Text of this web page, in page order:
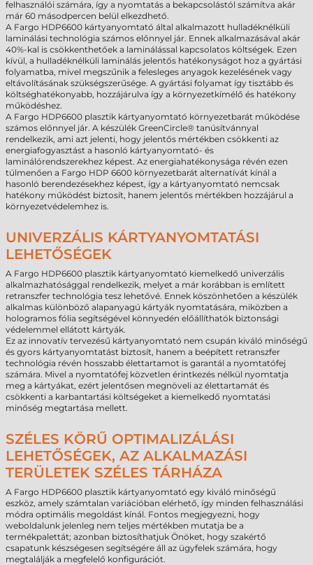
felhasználói számára, így a nyomtatás a bekapcsolástól számítva akár
már 60 másodpercen belül elkezdhető.
A Fargo HDP6600 kártyanyomtató által alkalmazott hulladéknélküli
laminálási technológia számos előnnyel jár. Ennek alkalmazásával akár
40%-kal is csökkenthetőek a laminálással kapcsolatos költségek. Ezen
kívül, a hulladéknélküli laminálás jelentős hatékonyságot hoz a gyártási
folyamatba, mivel megszűnik a felesleges anyagok kezelésének vagy
eltávolításának szükségszerűsége. A gyártási folyamat így tisztább és
költséghatékonyabb, hozzájárulva így a környezetkímélő és hatékony
működéshez.
A Fargo HDP6600 plasztik kártyanyomtató környezetbarát működése
számos előnnyel jár. A készülék GreenCircle® tanúsítvánnyal
rendelkezik, ami azt jelenti, hogy jelentős mértékben csökkenti az
energiafogyasztást a hasonló kártyanyomtató- és
laminálórendszerekhez képest. Az energiahatékonysága révén ezen
túlmenően a Fargo HDP 6600 környezetbarát alternatívát kínál a
hasonló berendezésekhez képest, így a kártyanyomtató nemcsak
hatékony működést biztosít, hanem jelentős mértékben hozzájárul a
környezetvédelemhez is.
UNIVERZÁLIS KÁRTYANYOMTATÁSI
LEHETŐSÉGEK
A Fargo HDP6600 plasztik kártyanyomtató kiemelkedő univerzális
alkalmazhatósággal rendelkezik, melyet a már korábban is említett
retranszfer technológia tesz lehetővé. Ennek köszönhetően a készülék
alkalmas különböző alapanyagú kártyák nyomtatására, miközben a
hologramos fólia segítségével könnyedén előállíthatók biztonsági
védelemmel ellátott kártyák.
Ez az innovatív tervezésű kártyanyomtató nem csupán kiváló minőségű
és gyors kártyanyomtatást biztosít, hanem a beépített retranszfer
technológia révén hosszabb élettartamot is garantál a nyomtatófej
számára. Mivel a nyomtatófej közvetlen érintkezés nélkül nyomtatja
meg a kártyákat, ezért jelentősen megnöveli az élettartamát és
csökkenti a karbantartási költségeket a kiemelkedő nyomtatási
minőség megtartása mellett.
SZÉLES KÖRŰ OPTIMALIZÁLÁSI
LEHETŐSÉGEK, AZ ALKALMAZÁSI
TERÜLETEK SZÉLES TÁRHÁZA
A Fargo HDP6600 plasztik kártyanyomtató egy kiváló minőségű
eszköz, amely számtalan variációban elérhető, így minden felhasználási
módra optimális megoldást kínál. Fontos megjegyezni, hogy
weboldalunk jelenleg nem teljes mértékben mutatja be a
termékpalettát; azonban biztosíthatjuk Önöket, hogy szakértő
csapatunk készségesen segítségére áll az ügyfelek számára, hogy
megtalálják a megfelelő konfigurációt.